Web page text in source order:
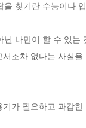
을 찾기란 수능이나
닌 나만이 할 수 있는
조차 없다는 사실을
가 필요하고 과감한